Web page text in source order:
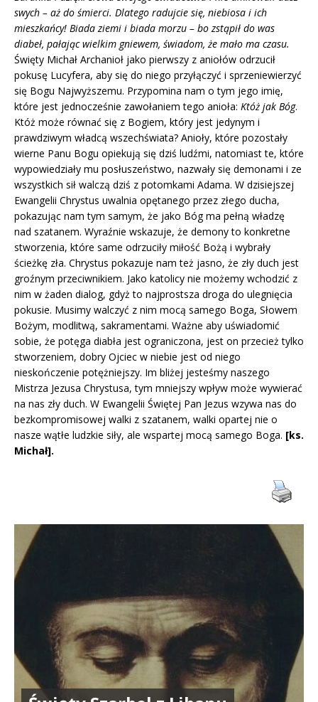
swych – aż do śmierci. Dlatego radujcie się, niebiosa i ich
mieszkańcy! Biada ziemi i biada morzu – bo zstąpił do was
diabeł, pałając wielkim gniewem, świadom, że mało ma czasu.
Święty Michał Archanioł jako pierwszy z aniołów odrzucił
pokusę Lucyfera, aby się do niego przyłączyć i sprzeniewierzyć
się Bogu Najwyższemu. Przypomina nam o tym jego imię,
które jest jednocześnie zawołaniem tego anioła: Któż jak Bóg.
Któż może równać się z Bogiem, który jest jedynym i
prawdziwym władcą wszechświata? Anioły, które pozostały
wierne Panu Bogu opiekują się dziś ludźmi, natomiast te, które
wypowiedziały mu posłuszeństwo, nazwały się demonami i ze
wszystkich sił walczą dziś z potomkami Adama. W dzisiejszej
Ewangelii Chrystus uwalnia opętanego przez złego ducha,
pokazując nam tym samym, że jako Bóg ma pełną władzę
nad szatanem. Wyraźnie wskazuje, że demony to konkretne
stworzenia, które same odrzuciły miłość Bożą i wybrały
ścieżkę zła. Chrystus pokazuje nam też jasno, że zły duch jest
groźnym przeciwnikiem. Jako katolicy nie możemy wchodzić z
nim w żaden dialog, gdyż to najprostsza droga do ulegnięcia
pokusie. Musimy walczyć z nim mocą samego Boga, Słowem
Bożym, modlitwą, sakramentami. Ważne aby uświadomić
sobie, że potęga diabła jest ograniczona, jest on przecież tylko
stworzeniem, dobry Ojciec w niebie jest od niego
nieskończenie potężniejszy. Im bliżej jesteśmy naszego
Mistrza Jezusa Chrystusa, tym mniejszy wpływ może wywierać
na nas zły duch. W Ewangelii Świętej Pan Jezus wzywa nas do
bezkompromisowej walki z szatanem, walki opartej nie o
nasze wątłe ludzkie siły, ale wspartej mocą samego Boga. [ks.
Michał].